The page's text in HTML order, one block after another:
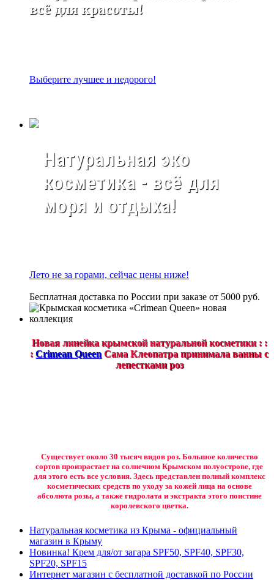
всё для красоты!
Выберите лучшее и недорого!
Натуральная эко
косметика - всё для
моря и отдыха!
Лето не за горами, сейчас цены ниже!
Бесплатная доставка по России при заказе от 5000 руб.
Новая линейка крымской натуральной косметики : :
: Crimean Queen Сама Клеопатра принимала ванны с
лепестками роз
Существует около 30 тысяч видов роз. Большое количество
сортов произрастает на солнечном Крымском полуострове, где
для этого есть все условия. Здесь представлен полный комплекс
косметических средств по уходу за кожей лица на основе
абсолюта розы, а также гидролата и экстракта этого поистине
королевского цветка.
Натуральная косметика из Крыма - официальный
магазин в Крыму
Новинка! Крем для/от загара SPF50, SPF40, SPF30,
SPF20, SPF15
Интернет магазин с бесплатной доставкой по России